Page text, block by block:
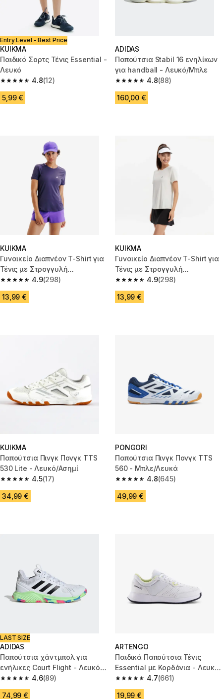
Entry Level - Best Price
KUIKMA
Παιδικό Σορτς Τένις Essential -
Λευκό
4.8
4.8 out of 5 stars from 12 reviews
(12)
5,99 €
ADIDAS
Παπούτσια Stabil 16 ενηλίκων
για handball - Λευκό/Μπλε
4.8
4.8 out of 5 stars from 88
(88)
160,00 €
KUIKMA
Γυναικείο Διαπνέον T-Shirt για
Τένις με Στρογγυλή
Λαιμόκοψη Dry - Μοβ
4.9
4.9 out of 5 stars from 298 reviews
(298)
13,99 €
KUIKMA
Γυναικείο Διαπνέον T-Shirt για
Τένις με Στρογγυλή
Λαιμόκοψη Dry - Λευκό
4.9
4.9 out of 5 stars from 298
(298)
13,99 €
KUIKMA
Παπούτσια Πινγκ Πονγκ TTS
530 Lite - Λευκό/Ασημί
4.5
4.5 out of 5 stars from 17 reviews
(17)
34,99 €
PONGORI
Παπούτσια Πινγκ Πονγκ TTS
560 - Μπλε/Λευκά
4.8
4.8 out of 5 stars from 645
(645)
49,99 €
LAST SIZE
ADIDAS
Παπούτσια χάντμπολ για
ενήλικες Court Flight - Λευκό/
Κίτρινο/Μπλε
4.6
4.6 out of 5 stars from 89 reviews
(89)
74,99 €
ARTENGO
Παιδικά Παπούτσια Τένις
Essential με Κορδόνια - Λευκά
& Κίτρινα 4.7
4.7 out of 5 stars from 661
(661)
19,99 €